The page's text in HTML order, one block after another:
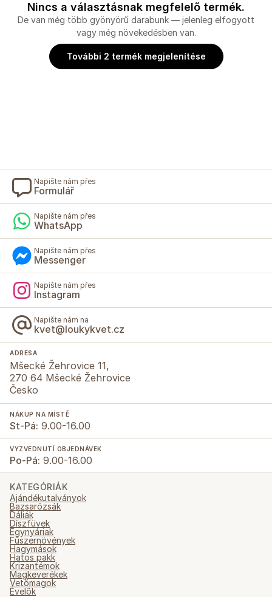
Nincs a választásnak megfelelő termék.
De van még több gyönyörű darabunk — jelenleg elfogyott
vagy még növekedésben van.
További 2 termék megjelenítése
Napište nám přes
Formulář
Napište nám přes
WhatsApp
Napište nám přes
Messenger
Napište nám přes
Instagram
Napište nám na
kvet@loukykvet.cz
ADRESA
Mšecké Žehrovice 11,
270 64 Mšecké Žehrovice
Česko
NÁKUP NA MÍSTĚ
St-Pá: 9.00-16.00
VYZVEDNUTÍ OBJEDNÁVEK
Po-Pá: 9.00-16.00
KATEGÓRIÁK
Ajándékutalványok
Bazsarózsák
Dáliák
Díszfüvek
Egynyáriak
Fűszernövények
Hagymások
Hatos pakk
Krizantémok
Magkeverékek
Vetőmagok
Évelők